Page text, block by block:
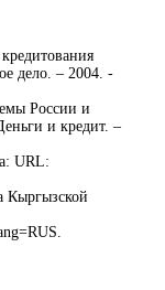
дело. – 2004. -
России и
и кредит. –
URL:
Кыргызской